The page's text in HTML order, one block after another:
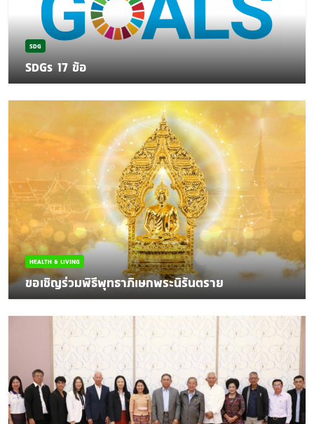
SDG
SDGs 17 ข้อ
HEALTH & LIVING
ขอเชิญร่วมพิธีพุทธาภิเษกพระนิรันตราย